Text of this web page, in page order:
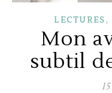
LECTURES ,
Mon
subtil